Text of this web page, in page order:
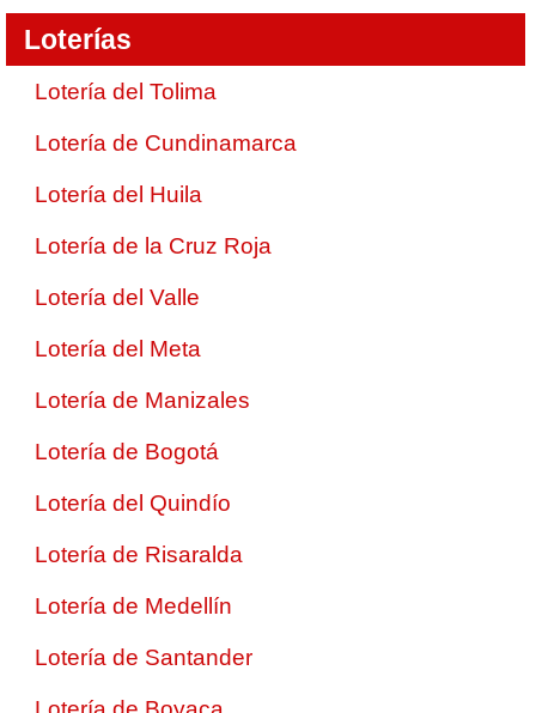
Loterías
Lotería del Tolima
Lotería de Cundinamarca
Lotería del Huila
Lotería de la Cruz Roja
Lotería del Valle
Lotería del Meta
Lotería de Manizales
Lotería de Bogotá
Lotería del Quindío
Lotería de Risaralda
Lotería de Medellín
Lotería de Santander